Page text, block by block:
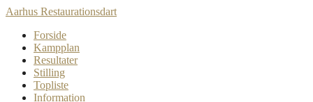
Aarhus Restaurationsdart
Forside
Kampplan
Resultater
Stilling
Topliste
Information